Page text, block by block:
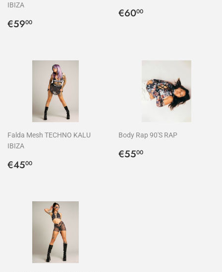
IBIZA
Precio
€5900
Precio
€6000
Falda Mesh TECHNO KALU
IBIZA
Precio
€4500
Body Rap 90'S RAP
Precio
€5500